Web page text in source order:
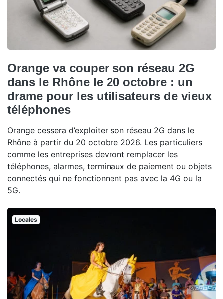
Orange va couper son réseau 2G
dans le Rhône le 20 octobre : un
drame pour les utilisateurs de vieux
téléphones
Orange cessera d’exploiter son réseau 2G dans le
Rhône à partir du 20 octobre 2026. Les particuliers
comme les entreprises devront remplacer les
téléphones, alarmes, terminaux de paiement ou objets
connectés qui ne fonctionnent pas avec la 4G ou la
5G.
Locales